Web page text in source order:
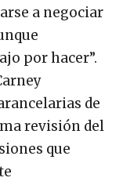
a negociar
por hacer”.
de
revisión del
que